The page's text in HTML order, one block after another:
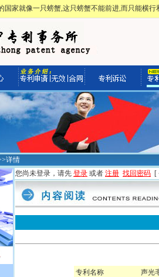
国家就像一只螃蟹,这只螃蟹不能前进,而只能横
详情
您尚未登录，请先 登录 或者 注册 找回密码 [
专利名称
声光